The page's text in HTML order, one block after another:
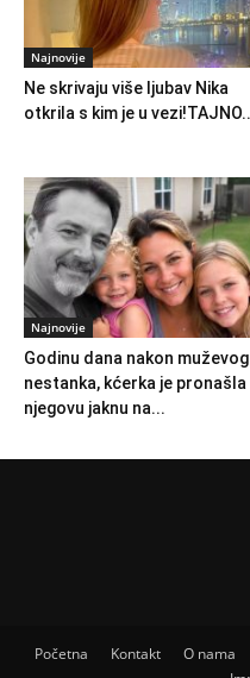
Najnovije
Ne skrivaju više ljubav Nika
otkrila s kim je u
Najnovije
Godinu dana nakon muževog
nestanka, kćerka je pronašla
njegovu jaknu na...
Početna Kontakt O nama